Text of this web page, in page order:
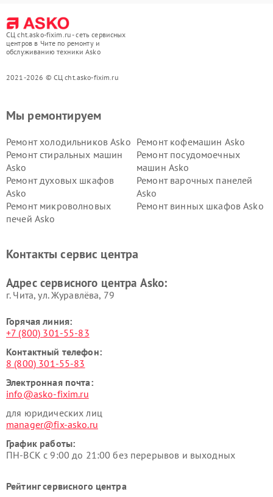
СЦ cht.asko-fixim.ru - сеть сервисных
центров в Чите по ремонту и
обслуживанию техники Asko
2021-2026 © СЦ cht.asko-fixim.ru
Мы ремонтируем
Ремонт холодильников Asko Ремонт кофемашин Asko
Ремонт стиральных машин
Asko
Ремонт посудомоечных
машин Asko
Ремонт духовых шкафов
Asko
Ремонт варочных панелей
Asko
Ремонт микроволновых
печей Asko
Ремонт винных шкафов Asko
Ремонт подогревателей
Ремонт промышленных
Asko
Контакты сервис центра
Адрес сервисного центра Asko:
г. Чита, ул. Журавлёва, 79
Горячая линия:
+7 (800) 301-55-83
Контактный телефон:
8 (800) 301-55-83
Электронная почта:
info@asko-fixim.ru
для юридических лиц
manager@fix-asko.ru
График работы:
ПН-ВСК с 9:00 до 21:00 без перерывов и выходных
Рейтинг сервисного центра